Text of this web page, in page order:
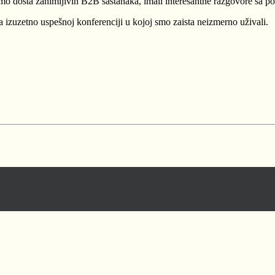
uspešnoj konferenciji u kojoj smo zaista neizmerno uživali.